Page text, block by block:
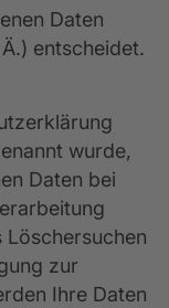
Daten
entscheidet.
wurde,
Daten bei
Löschersuchen
zur
Ihre Daten